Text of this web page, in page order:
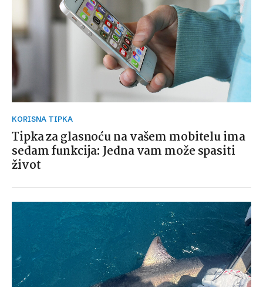
KORISNA TIPKA
Tipka za glasnoću na vašem mobitelu ima
sedam funkcija: Jedna vam može spasiti
život